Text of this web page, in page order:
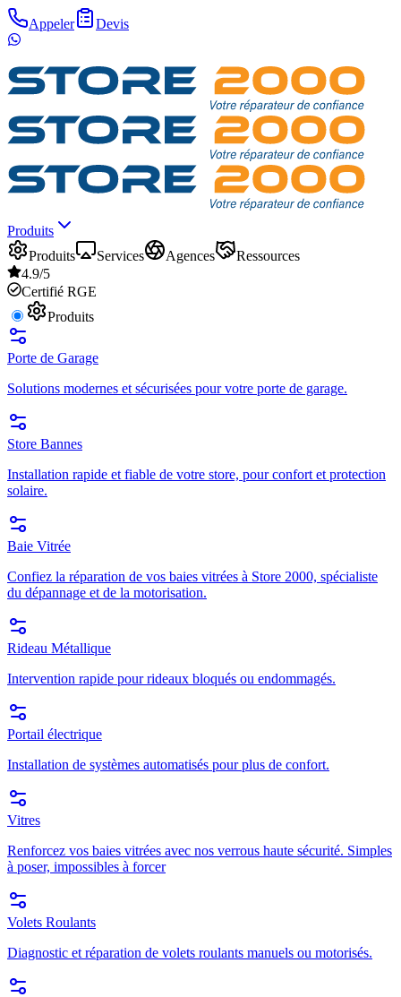
Appeler Devis
Produits
Produits
Services Agences
Ressources
4.9/5
Certifié RGE
Produits
Porte de Garage
Solutions modernes et sécurisées pour votre porte de garage.
Store Bannes
Installation rapide et fiable de votre store, pour confort et protection
solaire.
Baie Vitrée
Confiez la réparation de vos baies vitrées à Store 2000, spécialiste
du dépannage et de la motorisation.
Rideau Métallique
Intervention rapide pour rideaux bloqués ou endommagés.
Portail électrique
Installation de systèmes automatisés pour plus de confort.
Vitres
Renforcez vos baies vitrées avec nos verrous haute sécurité. Simples
à poser, impossibles à forcer
Volets Roulants
Diagnostic et réparation de volets roulants manuels ou motorisés.